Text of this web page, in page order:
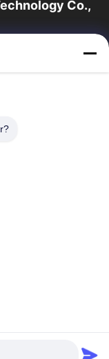
Co.,
e um exportador
nós